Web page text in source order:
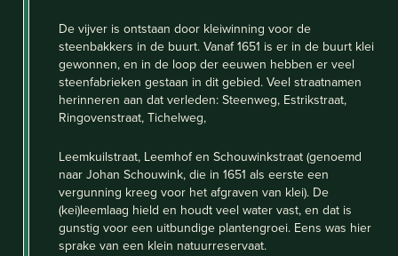
De vijver is ontstaan door kleiwinning voor de
steenbakkers in de buurt. Vanaf 1651 is er in de buurt klei
gewonnen, en in de loop der eeuwen hebben er veel
steenfabrieken gestaan in dit gebied. Veel straatnamen
herinneren aan dat verleden: Steenweg, Estrikstraat,
Ringovenstraat, Tichelweg,
Leemkuilstraat, Leemhof en Schouwinkstraat (genoemd
naar Johan Schouwink, die in 1651 als eerste een
vergunning kreeg voor het afgraven van klei). De
(kei)leemlaag hield en houdt veel water vast, en dat is
gunstig voor een uitbundige plantengroei. Eens was hier
sprake van een klein natuurreservaat.